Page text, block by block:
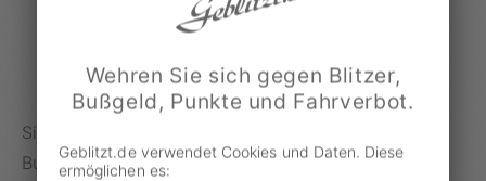
Informationen zur Messstelle
Sie haben einen Anhörungsbogen oder
Bußgeldbescheid zu einer vermeintlichen
Wehren Sie sich gegen Blitzer,
Bußgeld, Punkte und Fahrverbot.
Geblitzt.de verwendet Cookies und Daten. Diese
ermöglichen es: